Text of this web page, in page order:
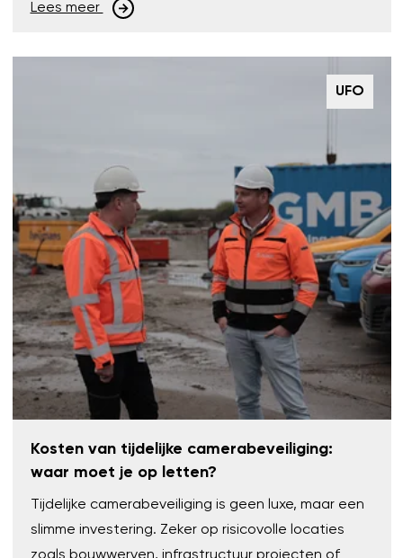
Lees meer
UFO
Kosten van tijdelijke camerabeveiliging:
waar moet je op letten?
Tijdelijke camerabeveiliging is geen luxe, maar een
slimme investering. Zeker op risicovolle locaties